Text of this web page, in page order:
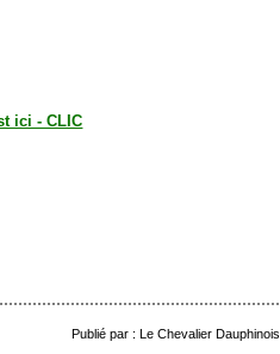
ici - CLIC
Publié par : Le Chevalier Dauphinois